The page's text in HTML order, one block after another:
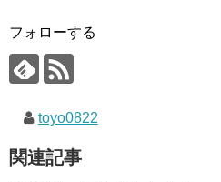
フォローする
toyo0822
関連記事